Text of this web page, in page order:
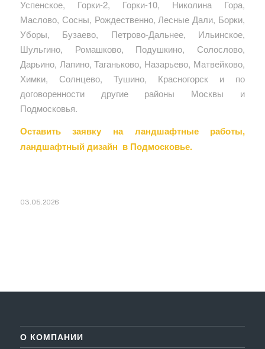
Успенское, Горки-2, Горки-10, Николина Гора,
Маслово, Сосны, Рождественно, Лесные Дали, Борки,
Уборы, Бузаево, Петрово-Дальнее, Ильинское,
Шульгино, Ромашково, Подушкино, Солослово,
Дарьино, Лапино, Таганьково, Назарьево, Матвейково,
Химки, Солнцево, Тушино, Красногорск и по
договоренности другие районы Москвы и
Подмосковья.
Оставить заявку на ландшафтные работы,
ландшафтный дизайн в Подмосковье.
03.05.2026
О КОМПАНИИ